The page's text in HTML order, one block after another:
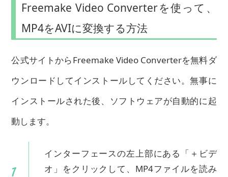
Freemake Video Converterを使って、
MP4をAVIに変換する方法
公式サイトからFreemake Video Converterを無料ダ
ウンロードしてインストールしてください。無事に
インストールされた後、ソフトウェアが自動的に起
動します。
インターフェースの左上部にある「＋ビデ
オ」をクリックして、MP4ファイルを読み